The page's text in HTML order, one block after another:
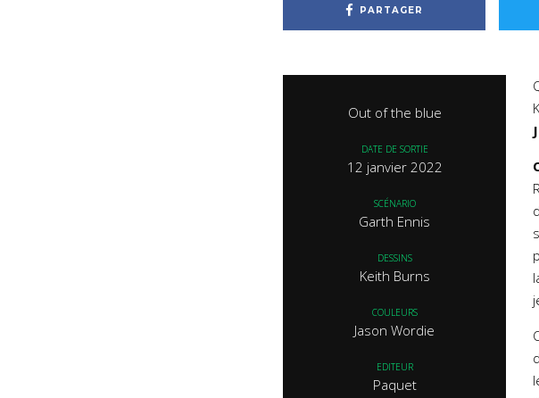
PARTAGER
Out of the blue
DATE DE SORTIE
12 janvier 2022
SCÉNARIO
Garth Ennis
DESSINS
Keith Burns
COULEURS
Jason Wordie
EDITEUR
Paquet